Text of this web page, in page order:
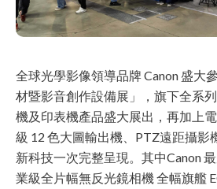
全球光學影像領導品牌 Canon 盛大
材暨影音創作設備展」，旗下全系
機及印表機產品盛大展出，再加上
級 12 色大圖輸出機、PTZ遠距攝影
新科技一次完整呈現。其中Canon
業級全片幅無反光鏡相機 全幅旗艦